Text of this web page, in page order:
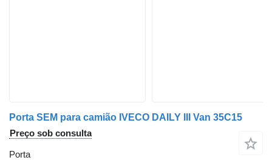
Porta SEM para camião IVECO DAILY III Van 35C15
Preço sob consulta
Porta